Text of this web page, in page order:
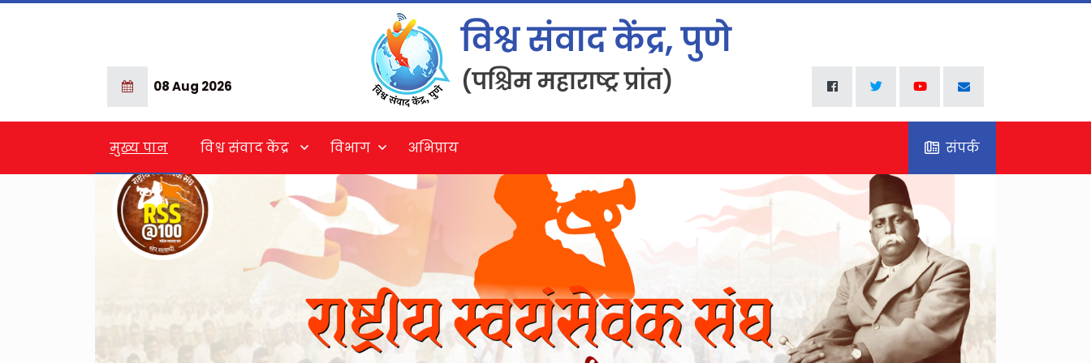
08 Aug 2026
मुख्य पान विश्व संवाद केंद्र विभाग अभिप्राय संपर्क